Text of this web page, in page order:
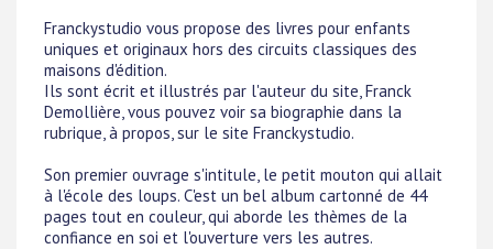
Franckystudio vous propose des livres pour enfants
uniques et originaux hors des circuits classiques des
maisons d'édition.
Ils sont écrit et illustrés par l'auteur du site, Franck
Demollière, vous pouvez voir sa biographie dans la
rubrique, à propos, sur le site Franckystudio.
Son premier ouvrage s'intitule, le petit mouton qui allait
à l'école des loups. C'est un bel album cartonné de 44
pages tout en couleur, qui aborde les thèmes de la
confiance en soi et l'ouverture vers les autres.